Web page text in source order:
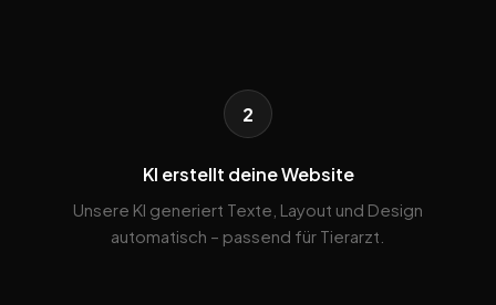
2
KI erstellt deine Website
Unsere KI generiert Texte, Layout und Design
automatisch – passend für Tierarzt.